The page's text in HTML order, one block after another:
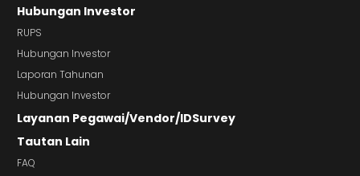
Hubungan Investor
RUPS
Hubungan Investor
Laporan Tahunan
Hubungan Investor
Layanan Pegawai/Vendor/IDSurvey
Tautan Lain
FAQ